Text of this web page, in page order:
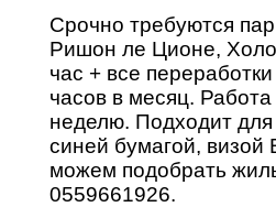
Срочно требуются
Ришон ле Ционе,
час + все
часов в месяц.
неделю. Подходит
синей бумагой,
можем подобрать
0559661926.